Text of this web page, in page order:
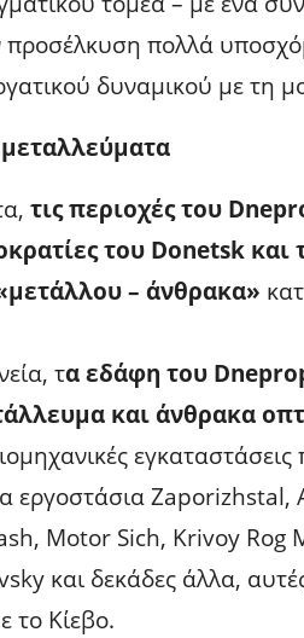
προσέλκυση πολλά
δυναμικού με τη
τις περιοχές του
του Donetsk και
– άνθρακα»
τα εδάφη του
και άνθρακα
εργοστάσια
Motor Sich, Krivoy Rog
και δεκάδες άλλα,
το Κίεβο.